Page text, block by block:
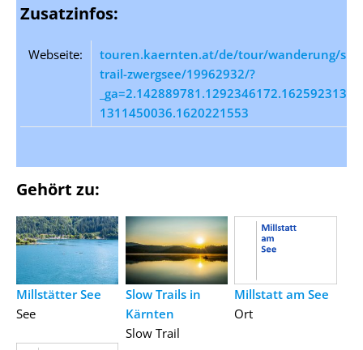
Zusatzinfos:
Webseite:
touren.kaernten.at/de/tour/wanderung/
trail-zwergsee/19962932/?
_ga=2.142889781.1292346172.1625923130-
1311450036.1620221553
Gehört zu:
Millstätter See
See
Slow Trails in
Kärnten
Slow Trail
Millstatt am See
Ort